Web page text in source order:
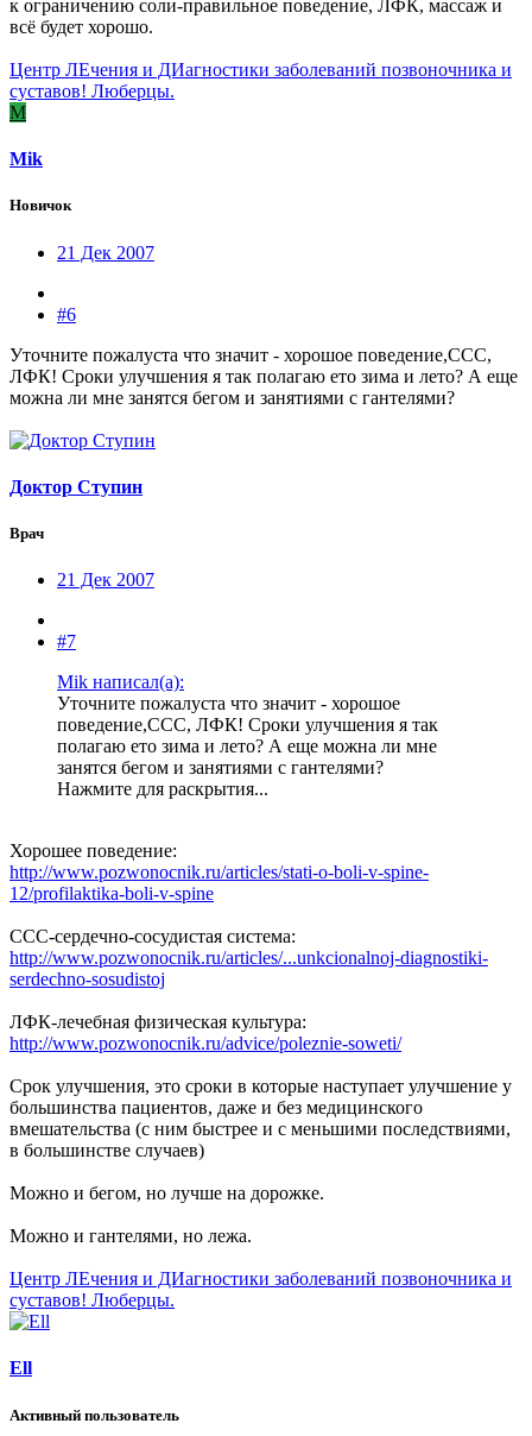
к ограничению соли-правильное поведение, ЛФК, массаж и
всё будет хорошо.
Центр ЛЕчения и ДИагностики заболеваний позвоночника и
суставов! Люберцы.
M
Mik
Новичок
21 Дек 2007
#6
Уточните пожалуста что значит - хорошое поведение,ССС,
ЛФК! Сроки улучшения я так полагаю ето зима и лето? А еще
можна ли мне занятся бегом и занятиями с гантелями?
Доктор Ступин
Врач
21 Дек 2007
#7
Mik написал(а):
Уточните пожалуста что значит - хорошое
поведение,ССС, ЛФК! Сроки улучшения я так
полагаю ето зима и лето? А еще можна ли мне
занятся бегом и занятиями с гантелями?
Нажмите для раскрытия...
Хорошее поведение:
http://www.pozwonocnik.ru/articles/stati-o-boli-v-spine-
12/profilaktika-boli-v-spine
ССС-сердечно-сосудистая система:
http://www.pozwonocnik.ru/articles/...unkcionalnoj-diagnostiki-
serdechno-sosudistoj
ЛФК-лечебная физическая культура:
http://www.pozwonocnik.ru/advice/poleznie-soweti/
Срок улучшения, это сроки в которые наступает улучшение у
большинства пациентов, даже и без медицинского
вмешательства (с ним быстрее и с меньшими последствиями,
в большинстве случаев)
Можно и бегом, но лучше на дорожке.
Можно и гантелями, но лежа.
Центр ЛЕчения и ДИагностики заболеваний позвоночника и
суставов! Люберцы.
Ell
Активный пользователь